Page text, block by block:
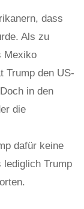
dass
Als zu
Mexiko
Trump den US-
in den
die
dafür keine
Trump